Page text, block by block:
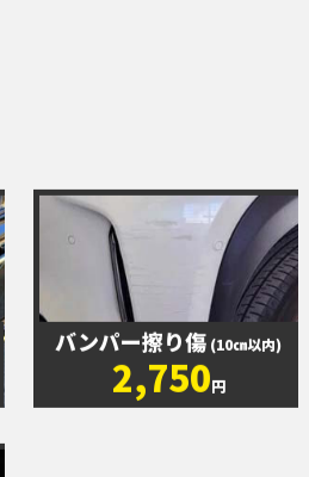
バンパー擦り傷 (10㎝以内)
2,750円